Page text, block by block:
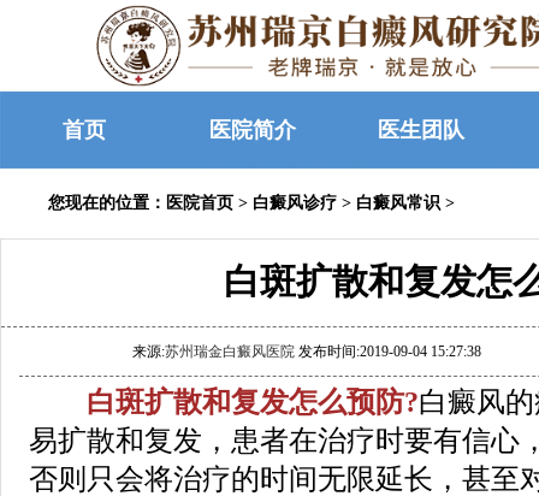
首页 医院简介 医生团队
您现在的位置： 医院首页 > 白癜风诊疗 > 白癜风常识 >
白斑扩散和复发怎
来源:苏州瑞金白癜风医院 发布时间:2019-09-04 15:27:38
白斑扩散和复发怎么预防?白癜风
易扩散和复发，患者在治疗时要有信心
否则只会将治疗的时间无限延长，甚至